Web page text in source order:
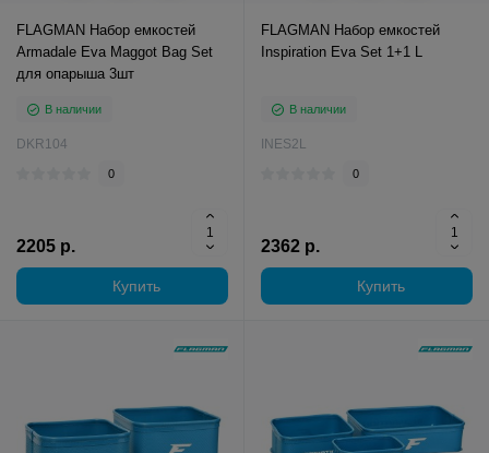
FLAGMAN Набор емкостей
Armadale Eva Maggot Bag Set
для опарыша 3шт
В наличии
DKR104
0
2205 р.
Купить
FLAGMAN Набор емкостей
Inspiration Eva Set 1+1 L
В наличии
INES2L
0
2362 р.
Купить